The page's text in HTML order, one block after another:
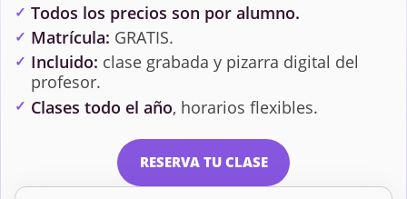
Todos los precios son por alumno.
Matrícula: GRATIS.
Incluido: clase grabada y pizarra digital del
profesor.
Clases todo el año, horarios flexibles.
RESERVA TU CLASE